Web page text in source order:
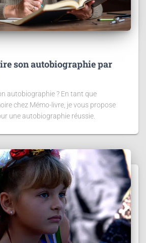
son autobiographie par
autobiographie ? En tant que
chez Mémo-livre, je vous propose
une autobiographie réussie.